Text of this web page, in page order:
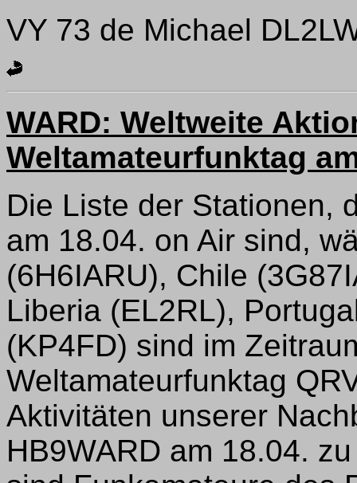
VY 73 de Michael
WARD: Weltweite
Weltamateurfunktag
Die Liste der Stationen,
am 18.04. on Air sind,
(6H6IARU), Chile
Liberia (EL2RL),
(KP4FD) sind im
Weltamateurfunktag
Aktivitäten unserer
HB9WARD am 18.04.